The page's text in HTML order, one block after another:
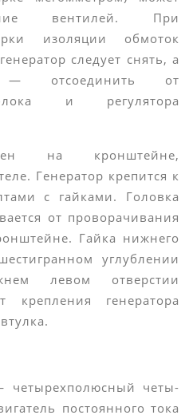
вентилей. При
изоляции обмоток
следует снять, а
отсоединить от
и регулятора
на кронштейне,
Генератор крепится к
с гайками. Головка
от проворачивания
Гайка нижнего
углублении
левом отверстии
генератора
четырехполюсный четы-
постоянного тока